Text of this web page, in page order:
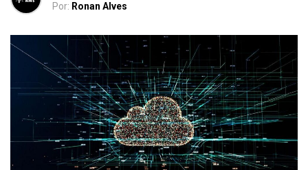
Por: Ronan Alves